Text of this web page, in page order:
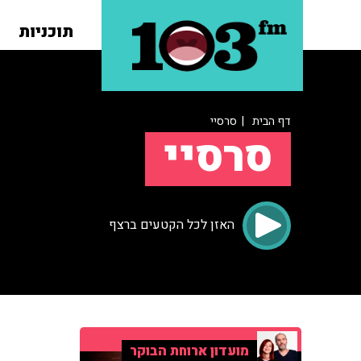
תוכניות
דף הבית | סרסיי
סרסיי
האזן לכל הקטעים ברצף
מועדון ארוחת הבוקר